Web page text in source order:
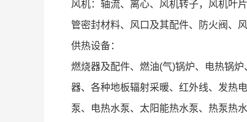
风机：轴流、离心、风机转子，风机叶
管密封材料、风口及其配件、防火阀、
供热设备：
燃烧器及配件、燃油(气)锅炉、电热锅
器、各种地板辐射采暖、红外线、发热
泵、电热水泵、太阳能热水泵、热泵热